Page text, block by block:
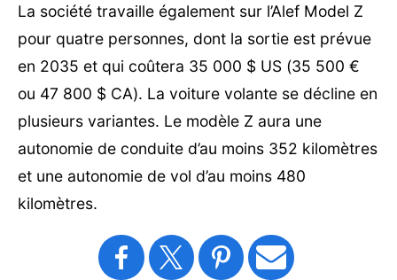
La société travaille également sur l’Alef Model Z
pour quatre personnes, dont la sortie est prévue
en 2035 et qui coûtera 35 000 $ US (35 500 €
ou 47 800 $ CA). La voiture volante se décline en
plusieurs variantes. Le modèle Z aura une
autonomie de conduite d’au moins 352 kilomètres
et une autonomie de vol d’au moins 480
kilomètres.